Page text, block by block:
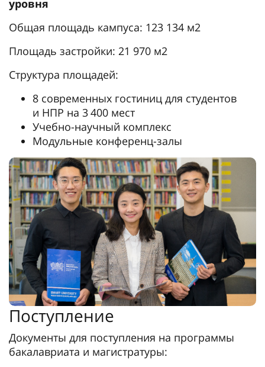
уровня
Общая площадь кампуса: 123 134 м2
Площадь застройки: 21 970 м2
Структура площадей:
8 современных гостиниц для студентов
и НПР на 3 400 мест
Учебно-научный комплекс
Модульные конференц-залы
Поступление
Документы для поступления на программы
бакалавриата и магистратуры: